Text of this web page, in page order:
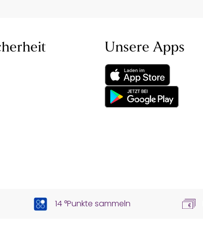
Unsere Apps
14 °Punkte sammeln